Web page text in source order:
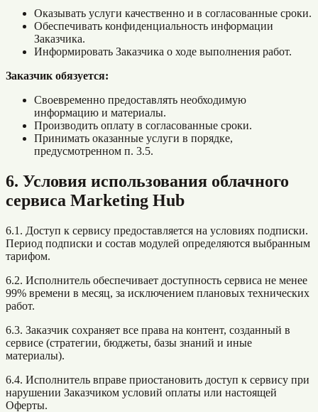
Оказывать услуги качественно и в согласованные сроки.
Обеспечивать конфиденциальность информации
Заказчика.
Информировать Заказчика о ходе выполнения работ.
Заказчик обязуется:
Своевременно предоставлять необходимую
информацию и материалы.
Производить оплату в согласованные сроки.
Принимать оказанные услуги в порядке,
предусмотренном п. 3.5.
6. Условия использования облачного
сервиса Marketing Hub
6.1. Доступ к сервису предоставляется на условиях подписки.
Период подписки и состав модулей определяются выбранным
тарифом.
6.2. Исполнитель обеспечивает доступность сервиса не менее
99% времени в месяц, за исключением плановых технических
работ.
6.3. Заказчик сохраняет все права на контент, созданный в
сервисе (стратегии, бюджеты, базы знаний и иные
материалы).
6.4. Исполнитель вправе приостановить доступ к сервису при
нарушении Заказчиком условий оплаты или настоящей
Оферты.